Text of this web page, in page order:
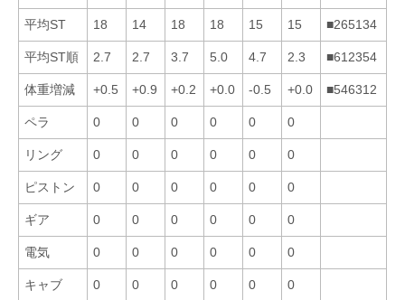
平均ST 18 14 18 18 15 15 ■265134
平均ST順 2.7 2.7 3.7 5.0 4.7 2.3 ■612354
体重増減 +0.5 +0.9 +0.2 +0.0 -0.5 +0.0 ■546312
ペラ 0 0 0 0 0 0
リング 0 0 0 0 0 0
ピストン 0 0 0 0 0 0
ギア 0 0 0 0 0 0
電気 0 0 0 0 0 0
キャブ 0 0 0 0 0 0